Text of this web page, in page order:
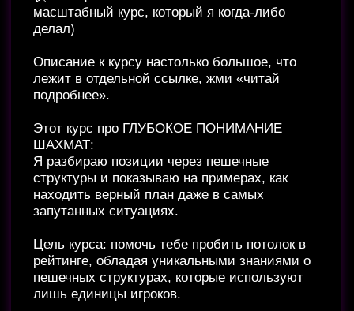
Северный Гамбит 2.0
Дебют, где соперник начинает
защищаться уже с первых ходов
Если тебе надоело получать скучные
позиции в дебюте — этот курс для тебя.
Здесь СРАЗУ захватываем инициативу,
жертвуем материал ради атаки и ставим
соперника в позиции, где один неточный ход
(он же гамбит Гёринга)